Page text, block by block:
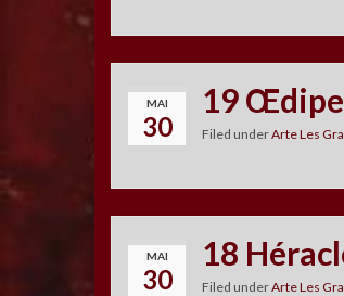
MAI
30
19
Filed underArte Les
MAI
30
18
Filed underArte Les